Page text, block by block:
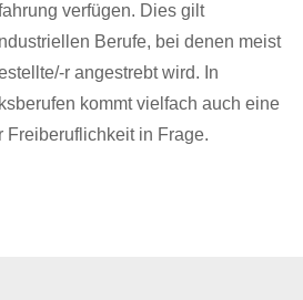
verfügen. Dies gilt
Berufe, bei denen meist
r angestrebt wird. In
kommt vielfach auch eine
Freiberuflichkeit in Frage.